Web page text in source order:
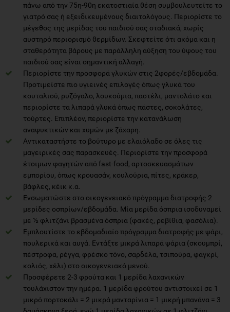
πάνω από την 75η-90η εκατοστιαία θέση συμβουλευτείτε το
γιατρό σας ή εξειδικευμένους διαιτολόγους. Περιορίστε το
μέγεθος της μερίδας του παιδιού σας σταδιακά, χωρίς
αυστηρό περιορισμό θερμίδων. Σκεφτείτε ότι ακόμα και η
σταθερότητα βάρους με παράλληλη αύξηση του ύψους του
παιδιού σας είναι σημαντική αλλαγή.
Περιορίστε την προσφορά γλυκών στις 2φορές/εβδομάδα.
Προτιμείστε πιο υγιεινές επιλογές όπως γλυκά του
κουταλιού, ρυζόγαλο, λουκούμια, παστέλι, μαντολάτο και
περιορίστε τα λιπαρά γλυκά όπως πάστες, σοκολάτες,
τούρτες. Επιπλέον, περιορίστε την κατανάλωση
αναψυκτικών και χυμών με ζάχαρη.
Αντικαταστήστε το βούτυρο με ελαιόλαδο σε όλες τις
μαγειρικές σας παρασκευές. Περιορίστε την προσφορά
έτοιμων φαγητών από fast-food, αρτοσκευασμάτων
εμπορίου, όπως κρουασάν, κουλούρια, πίτες, κράκερ,
βάφλες, κέικ κ.α.
Ενσωματώστε στο οικογενειακό πρόγραμμα διατροφής 2
μερίδες οσπρίων/εβδομάδα. Μία μερίδα όσπρια ισοδυναμεί
με ½ φλιτζάνι βρασμένα όσπρια (φακές, ρεβίθια, φασόλια).
Εμπλουτίστε το εβδομαδιαίο πρόγραμμα διατροφής με ψάρι,
πουλερικά και αυγά. Εντάξτε μικρά λιπαρά ψάρια (σκουμπρί,
πέστροφα, ρέγγα, φρέσκο τόνο, σαρδέλα, τσιπούρα, φαγκρί,
κολιός, χέλι) στο οικογενειακό μενού.
Προσφέρετε 2-3 φρούτα και 1 μερίδα λαχανικών
τουλάχιστον την ημέρα. 1 μερίδα φρούτου αντιστοιχεί σε 1
μικρό πορτοκάλι = 2 μικρά μανταρίνια = 1 μικρή μπανάνα = 3